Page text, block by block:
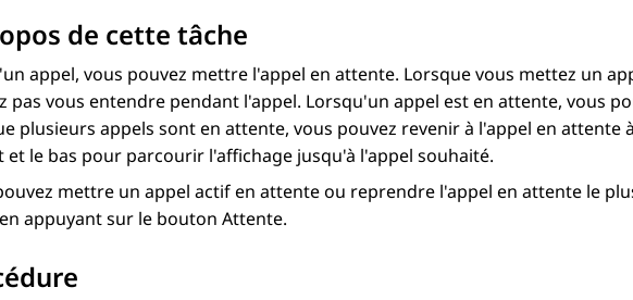
de cette tâche
appel, vous pouvez mettre l'appel en attente. Lorsque vous mettez un
pas vous entendre pendant l'appel. Lorsqu'un appel est en attente, vous
plusieurs appels sont en attente, vous pouvez revenir à l'appel en attente
et le bas pour parcourir l'affichage jusqu'à l'appel souhaité.
mettre un appel actif en attente ou reprendre l'appel en attente le
appuyant sur le bouton Attente.